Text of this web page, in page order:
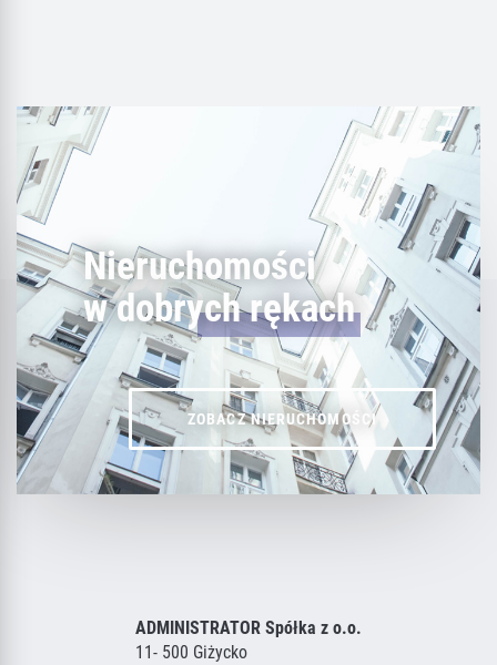
Nieruchomości
w dobrych rękach
ZOBACZ NIERUCHOMOŚCI
ADMINISTRATOR Spółka z o.o.
11- 500 Giżycko